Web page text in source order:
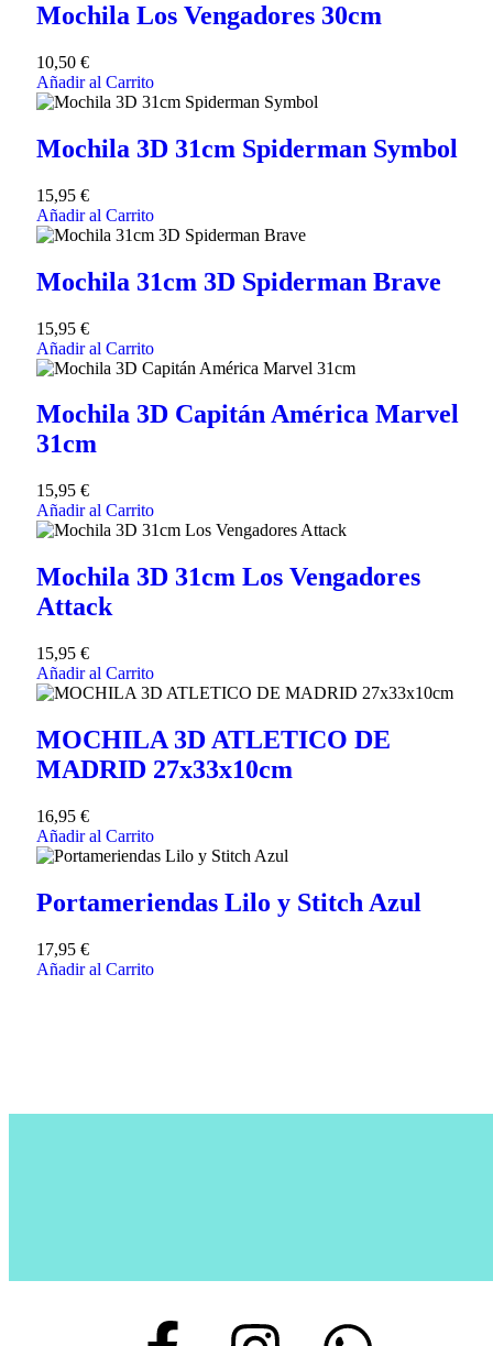
Mochila Los Vengadores 30cm
10,50 €
Añadir al Carrito
Mochila 3D 31cm Spiderman Symbol
15,95 €
Añadir al Carrito
Mochila 31cm 3D Spiderman Brave
15,95 €
Añadir al Carrito
Mochila 3D Capitán América Marvel
31cm
15,95 €
Añadir al Carrito
Mochila 3D 31cm Los Vengadores
Attack
15,95 €
Añadir al Carrito
MOCHILA 3D ATLETICO DE
MADRID 27x33x10cm
16,95 €
Añadir al Carrito
Portameriendas Lilo y Stitch Azul
17,95 €
Añadir al Carrito